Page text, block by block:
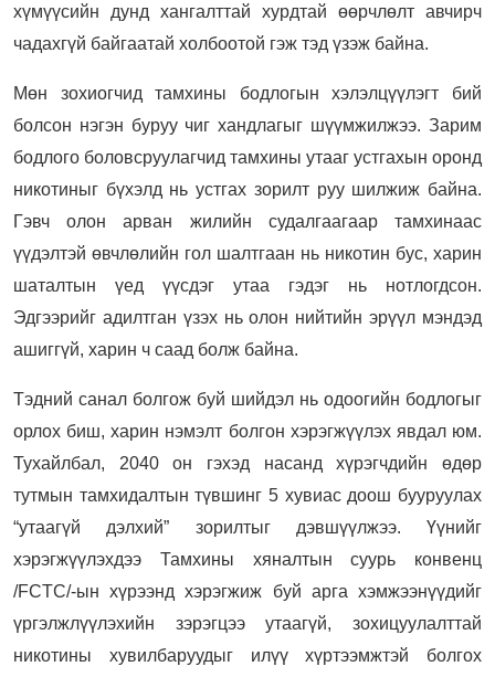
хүмүүсийн дунд хангалттай хурдтай өөрчлөлт авчирч
чадахгүй байгаатай холбоотой гэж тэд үзэж байна.
Мөн зохиогчид тамхины бодлогын хэлэлцүүлэгт бий
болсон нэгэн буруу чиг хандлагыг шүүмжилжээ. Зарим
бодлого боловсруулагчид тамхины утааг устгахын оронд
никотиныг бүхэлд нь устгах зорилт руу шилжиж байна.
Гэвч олон арван жилийн судалгаагаар тамхинаас
үүдэлтэй өвчлөлийн гол шалтгаан нь никотин бус, харин
шаталтын үед үүсдэг утаа гэдэг нь нотлогдсон.
Эдгээрийг адилтган үзэх нь олон нийтийн эрүүл мэндэд
ашиггүй, харин ч саад болж байна.
Тэдний санал болгож буй шийдэл нь одоогийн бодлогыг
орлох биш, харин нэмэлт болгон хэрэгжүүлэх явдал юм.
Тухайлбал, 2040 он гэхэд насанд хүрэгчдийн өдөр
тутмын тамхидалтын түвшинг 5 хувиас доош бууруулах
“утаагүй дэлхий” зорилтыг дэвшүүлжээ. Үүнийг
хэрэгжүүлэхдээ Тамхины хяналтын суурь конвенц
/FCTC/-ын хүрээнд хэрэгжиж буй арга хэмжээнүүдийг
үргэлжлүүлэхийн зэрэгцээ утаагүй, зохицуулалттай
никотины хувилбаруудыг илүү хүртээмжтэй болгох